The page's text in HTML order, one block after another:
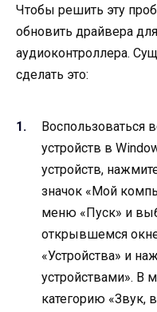
Чтобы решить эту
обновить драйвера
аудиоконтроллера.
сделать это:
устройств в
устройств,
значок «Мой
меню «Пуск» и
открывшемся
«Устройства» и
устройствами». В
категорию «Звук,